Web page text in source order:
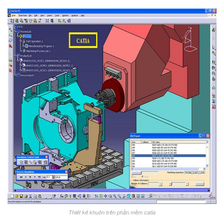
Thiết kế khuôn trên phần mềm catia